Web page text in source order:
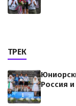
ТРЕК
Россия